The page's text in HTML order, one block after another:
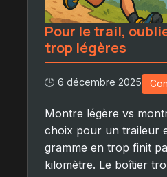
Pour le trail,
trop légères
🕒 6 décembre 2025
Montre légère vs
choix pour un traileur
gramme en trop finit
kilomètre. Le boîtier